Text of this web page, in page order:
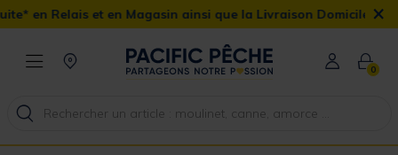
en Magasin ainsi que la Livraison Domicile offerte dès 90€ ×
0